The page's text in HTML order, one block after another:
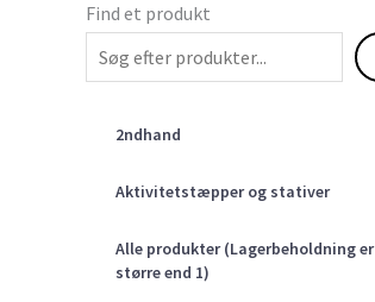
Find et produkt
2ndhand
Aktivitetstæpper og stativer
Alle produkter (Lagerbeholdning er
større end 1)